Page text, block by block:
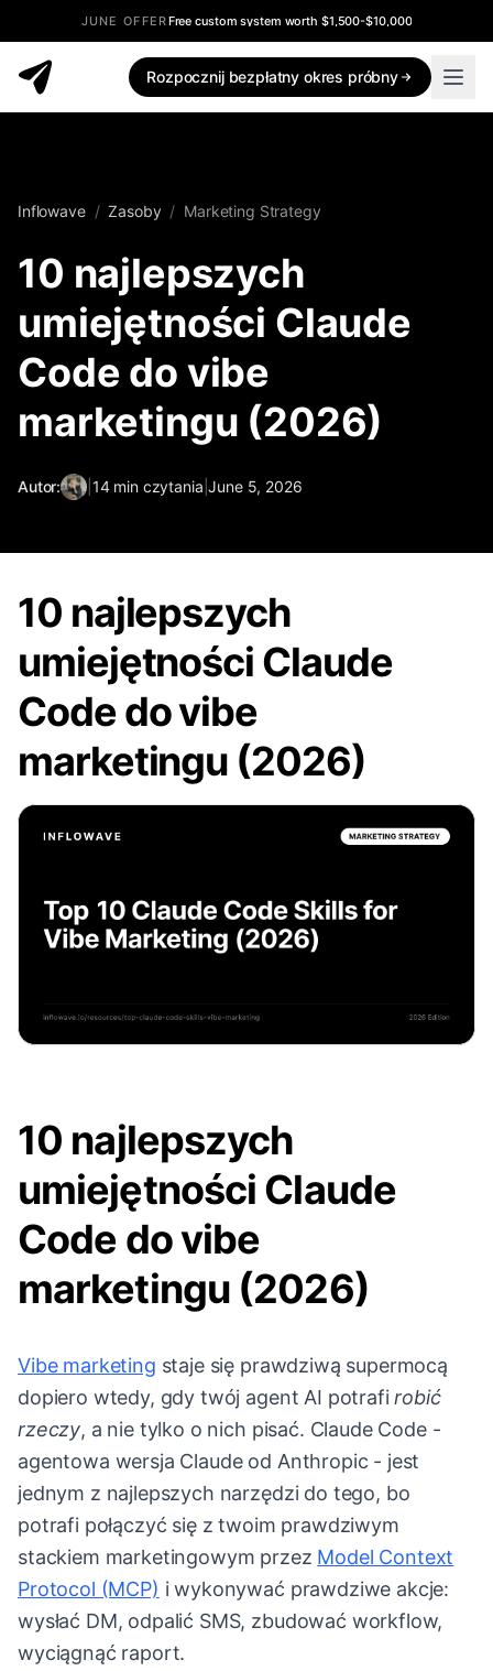
JUNE OFFERFree custom system worth $1,500-$10,000
Rozpocznij bezpłatny okres próbny
Inflowave / Zasoby / Marketing Strategy
10 najlepszych
umiejętności Claude
Code do vibe
marketingu (2026)
Autor: 14 min czytania |June 5, 2026
10 najlepszych
umiejętności Claude
Code do vibe
marketingu (2026)
10 najlepszych
umiejętności Claude
Code do vibe
marketingu (2026)
Vibe marketing staje się prawdziwą supermocą
dopiero wtedy, gdy twój agent AI potrafirobić
rzeczy, a nie tylko o nich pisać. Claude Code -
agentowa wersja Claude od Anthropic - jest
jednym z najlepszych narzędzi do tego, bo
potrafi połączyć się z twoim prawdziwym
stackiem marketingowym przez Model Context
Protocol (MCP) i wykonywać prawdziwe akcje:
wysłać DM, odpalić SMS, zbudować workflow,
wyciągnąć raport.